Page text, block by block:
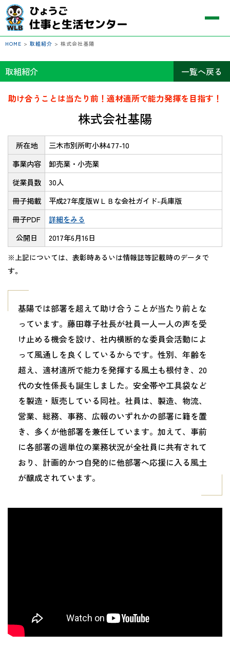
HOME > 取組紹介 > 株式会社基陽
取組紹介 一覧へ戻る
助け合うことは当たり前！適材適所で能力発揮を目指す！
株式会社基陽
所在地
三木市別所町小林477-10
事業内容
卸売業・小売業
従業員数
30人
冊子掲載
平成27年度版ＷＬＢな会社ガイド-兵庫版
冊子PDF
詳細をみる
公開日
2017年6月16日
※上記については、表彰時あるいは情報誌等記載時のデータで
す。
基陽では部署を超えて助け合うことが当たり前とな
っています。藤田尊子社長が社員一人一人の声を受
け止める機会を設け、社内横断的な委員会活動によ
って風通しを良くしているからです。性別、年齢を
超え、適材適所で能力を発揮する風土も根付き、20
代の女性係長も誕生しました。安全帯や工具袋など
を製造・販売している同社。社員は、製造、物流、
営業、総務、事務、広報のいずれかの部署に籍を置
き、多くが他部署を兼任しています。加えて、事前
に各部署の週単位の業務状況が全社員に共有されて
おり、計画的かつ自発的に他部署へ応援に入る風土
が醸成されています。